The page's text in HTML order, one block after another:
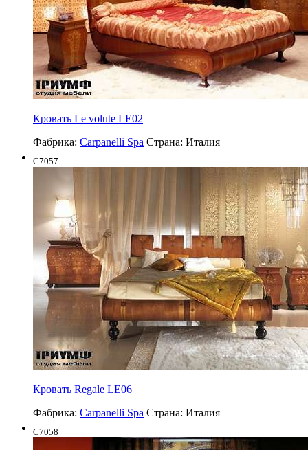
Кровать Le volute LE02
Фабрика: Carpanelli Spa Страна: Италия
C7057
Кровать Regale LE06
Фабрика: Carpanelli Spa Страна: Италия
C7058